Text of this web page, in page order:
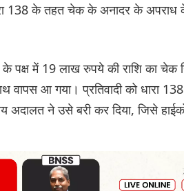
138 के तहत चेक के अनादर के अपराध
पक्ष में 19 लाख रुपये की राशि का चेक
आ गया। प्रतिवादी को धारा
अदालत ने उसे बरी कर दिया, जिसे